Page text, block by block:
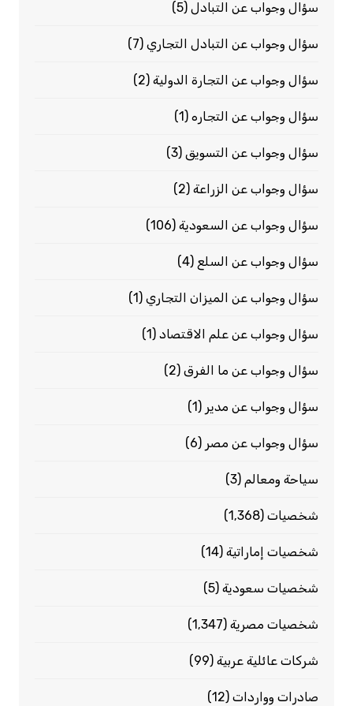
سؤال وجواب عن التبادل(5)
سؤال وجواب عن التبادل التجاري(7)
سؤال وجواب عن التجارة الدولية(2)
سؤال وجواب عن التجاره(1)
سؤال وجواب عن التسويق(3)
سؤال وجواب عن الزراعة(2)
سؤال وجواب عن السعودية(106)
سؤال وجواب عن السلع (4)
سؤال وجواب عن الميزان التجاري(1)
سؤال وجواب عن علم الاقتصاد(1)
سؤال وجواب عن ما الفرق(2)
سؤال وجواب عن مدير (1)
سؤال وجواب عن مصر (6)
سياحة ومعالم (3)
شخصيات(1٬368)
شخصيات إماراتية(14)
شخصيات سعودية(5)
شخصيات مصرية(1٬347)
شركات عائلية عربية(99)
صادرات وواردات(12)